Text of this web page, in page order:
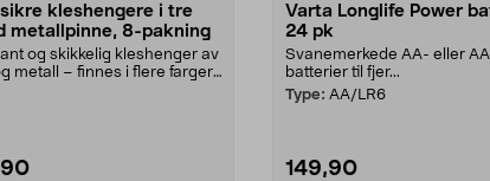
kleshengere i tre
metallpinne, 8-pakning
og skikkelig kleshenger av
metall – finnes i flere farger.
Varta Longlife Power
24 pk
Svanemerkede AA- eller
batterier til fjer...
Type: AA/LR6
149,90